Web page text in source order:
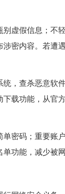
虚假信息；不
密内容。若遭
，查杀恶意软
载功能，从官
密码；重要账
功能，减少被